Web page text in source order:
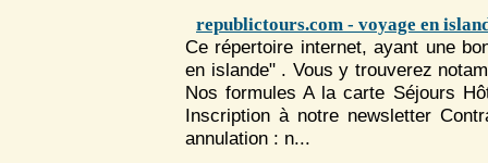
republictours.com - voyage en
Ce répertoire internet, ayant une
en islande" . Vous y trouverez
Nos formules A la carte Séjours
Inscription à notre newsletter
annulation : n...